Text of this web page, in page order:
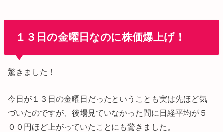
１３日の金曜日なのに株価爆上げ！
驚きました！
今日が１３日の金曜日だったということも実は先ほど気
づいたのですが、後場見ていなかった間に日経平均が５
００円ほど上がっていたことにも驚きました。